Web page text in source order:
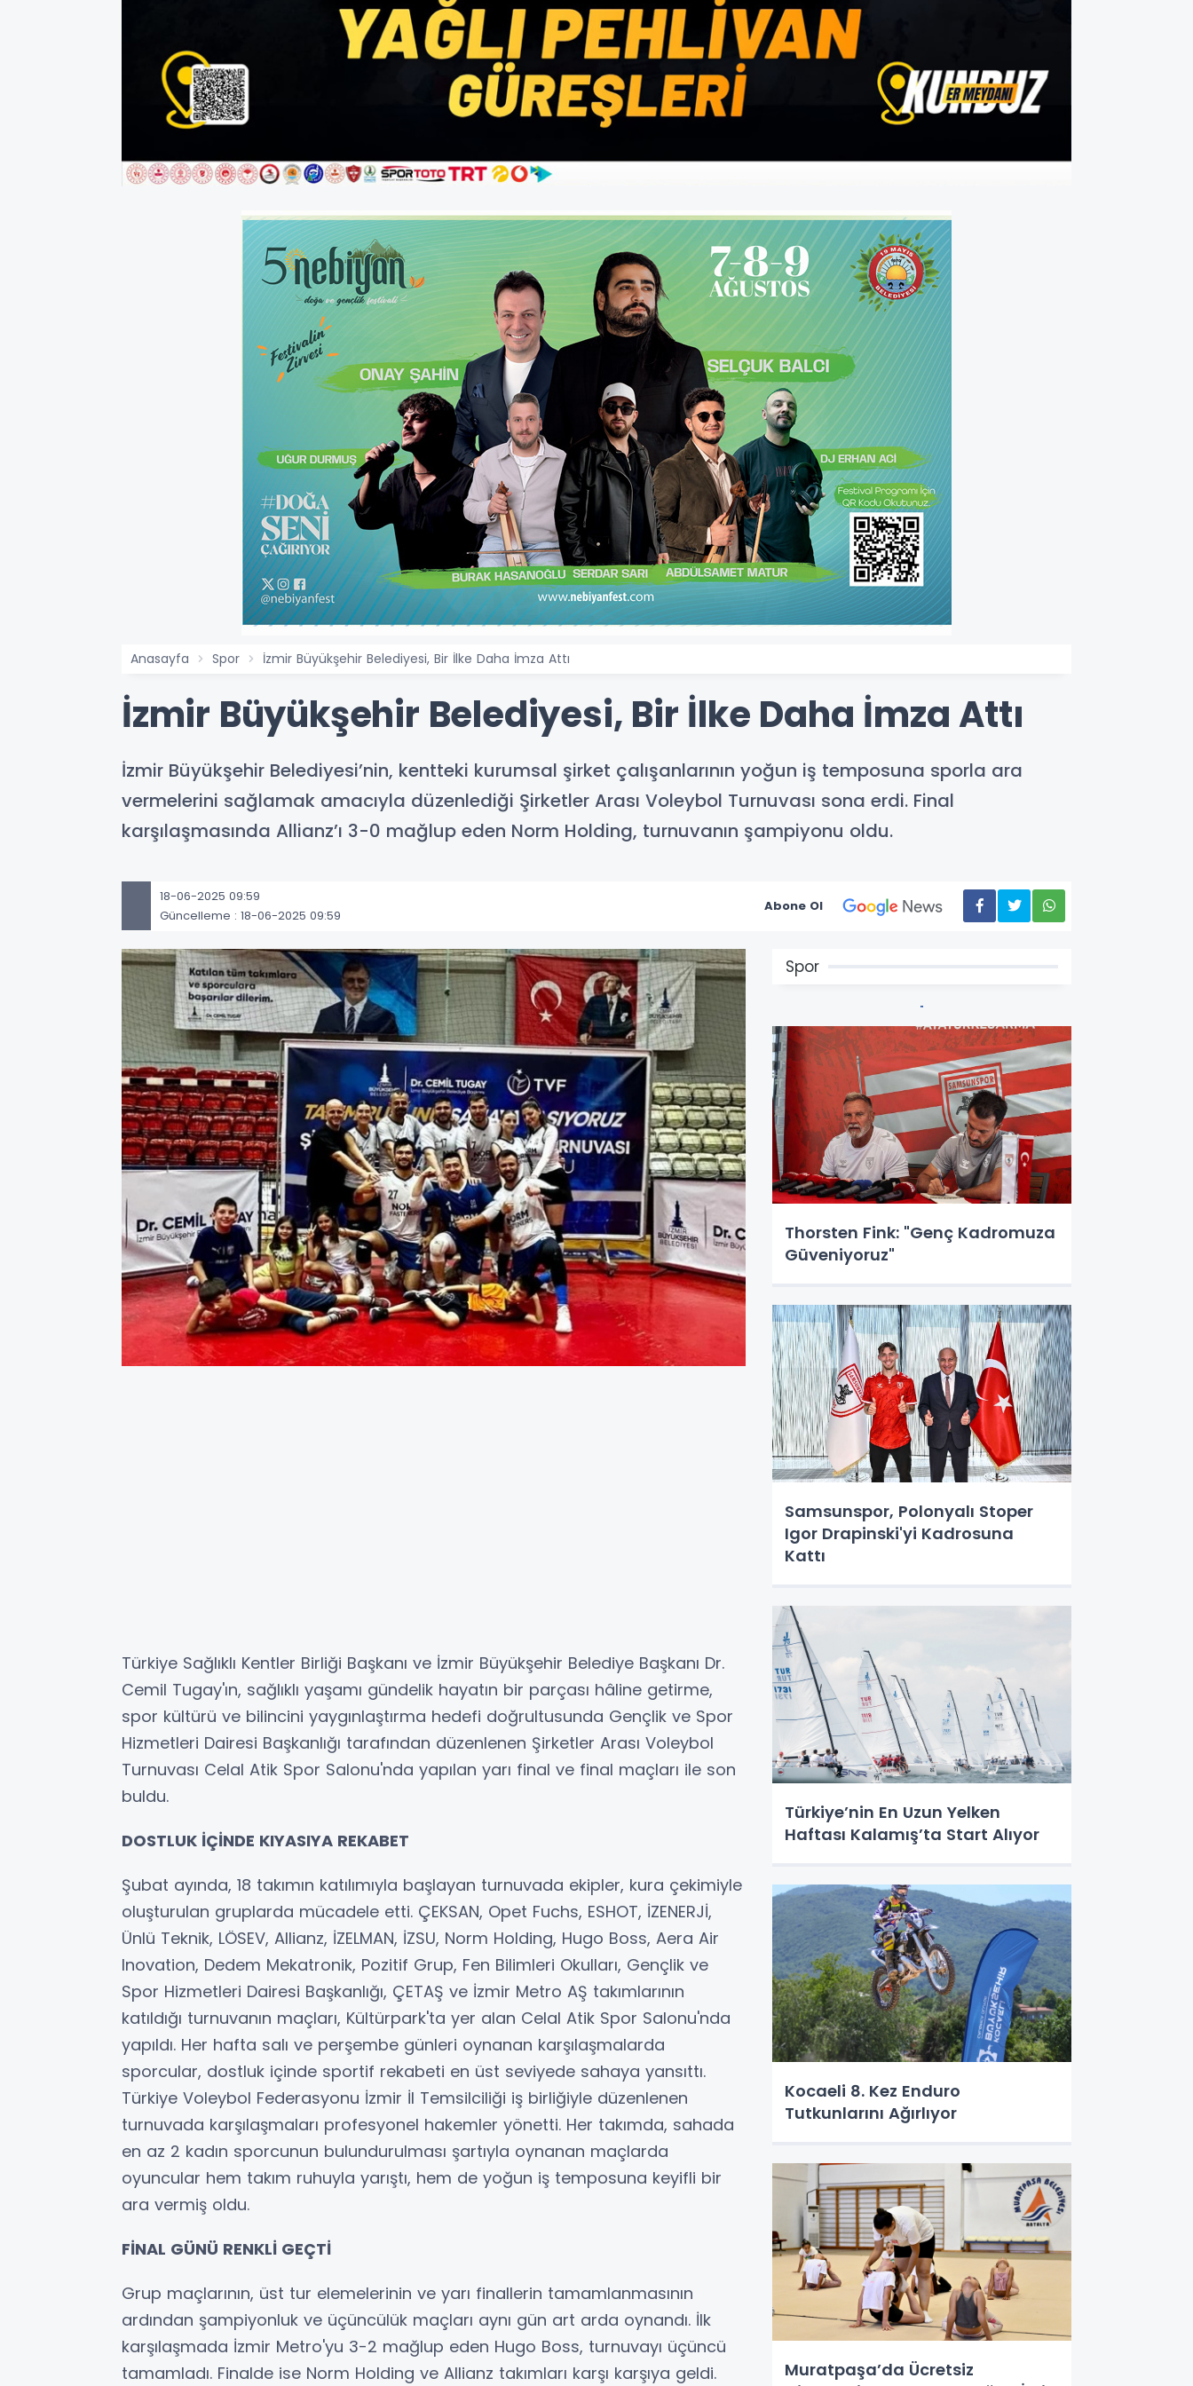
Anasayfa Spor İzmir Büyükşehir Belediyesi, Bir İlke Daha İmza Attı
İzmir Büyükşehir Belediyesi, Bir İlke Daha İmza Attı
İzmir Büyükşehir Belediyesi’nin, kentteki kurumsal şirket çalışanlarının yoğun iş temposuna sporla ara
vermelerini sağlamak amacıyla düzenlediği Şirketler Arası Voleybol Turnuvası sona erdi. Final
karşılaşmasında Allianz’ı 3-0 mağlup eden Norm Holding, turnuvanın şampiyonu oldu.
18-06-2025 09:59
Güncelleme : 18-06-2025 09:59
Abone Ol
Türkiye Sağlıklı Kentler Birliği Başkanı ve İzmir Büyükşehir Belediye Başkanı Dr.
Cemil Tugay'ın, sağlıklı yaşamı gündelik hayatın bir parçası hâline getirme,
spor kültürü ve bilincini yaygınlaştırma hedefi doğrultusunda Gençlik ve Spor
Hizmetleri Dairesi Başkanlığı tarafından düzenlenen Şirketler Arası Voleybol
Turnuvası Celal Atik Spor Salonu'nda yapılan yarı final ve final maçları ile son
buldu.
DOSTLUK İÇİNDE KIYASIYA REKABET
Şubat ayında, 18 takımın katılımıyla başlayan turnuvada ekipler, kura çekimiyle
oluşturulan gruplarda mücadele etti. ÇEKSAN, Opet Fuchs, ESHOT, İZENERJİ,
Ünlü Teknik, LÖSEV, Allianz, İZELMAN, İZSU, Norm Holding, Hugo Boss, Aera Air
Inovation, Dedem Mekatronik, Pozitif Grup, Fen Bilimleri Okulları, Gençlik ve
Spor Hizmetleri Dairesi Başkanlığı, ÇETAŞ ve İzmir Metro AŞ takımlarının
katıldığı turnuvanın maçları, Kültürpark'ta yer alan Celal Atik Spor Salonu'nda
yapıldı. Her hafta salı ve perşembe günleri oynanan karşılaşmalarda
sporcular, dostluk içinde sportif rekabeti en üst seviyede sahaya yansıttı.
Türkiye Voleybol Federasyonu İzmir İl Temsilciliği iş birliğiyle düzenlenen
turnuvada karşılaşmaları profesyonel hakemler yönetti. Her takımda, sahada
en az 2 kadın sporcunun bulundurulması şartıyla oynanan maçlarda
oyuncular hem takım ruhuyla yarıştı, hem de yoğun iş temposuna keyifli bir
ara vermiş oldu.
FİNAL GÜNÜ RENKLİ GEÇTİ
Grup maçlarının, üst tur elemelerinin ve yarı finallerin tamamlanmasının
ardından şampiyonluk ve üçüncülük maçları aynı gün art arda oynandı. İlk
karşılaşmada İzmir Metro'yu 3-2 mağlup eden Hugo Boss, turnuvayı üçüncü
tamamladı. Finalde ise Norm Holding ve Allianz takımları karşı karşıya geldi.
Spor
Thorsten Fink: "Genç Kadromuza
Güveniyoruz"
Samsunspor, Polonyalı Stoper
Igor Drapinski'yi Kadrosuna
Kattı
Türkiye’nin En Uzun Yelken
Haftası Kalamış’ta Start Alıyor
Kocaeli 8. Kez Enduro
Tutkunlarını Ağırlıyor
Muratpaşa’da Ücretsiz